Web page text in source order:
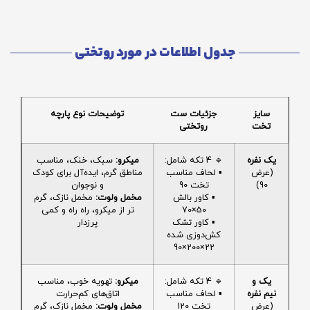
جدول اطلاعات در مورد روتختی
سایز
تخت
جزئیات ست
روتختی
توضیحات نوع پارچه
یک نفره
(عرض
90)
🔹 4 تکه شامل:
▪️ لحاف مناسب
تخت 90
▪️ کاور بالش
50×70
▪️ کاور تشک
کش‌دوزی شده
22×200×90
میکرو: سبک، خنک، مناسب
مناطق گرم، ایده‌آل برای کودک
و نوجوان
مخمل ولوت: مخمل نازک، گرم
تر از میکرو، راه راه و کمی
پرزدار
یک و
نیم نفره
(عرض
🔹 4 تکه شامل:
▪️ لحاف مناسب
تخت 120
میکرو: تهویه خوب، مناسب
اتاق‌های کم‌حرارت
مخمل ولوت: مخمل نازک، گرم